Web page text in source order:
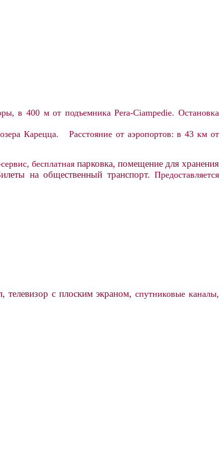
в 400 м от подъемника Pera-Ciampedie. Остановка
Карецца. Расстояние от аэропортов: в 43 км от
бесплатная парковка, помещение для хранения
на общественный транспорт. Предоставляется
телевизор с плоским экраном, спутниковые каналы,